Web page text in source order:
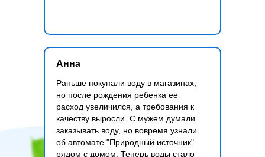
Раньше покупали воду в магазинах,
но после рождения ребенка ее
расход увеличился, а требования к
качеству выросли. С мужем думали
заказывать воду, но вовремя узнали
об автомате "Природный источник"
рядом с домом. Теперь воды стало
Анна